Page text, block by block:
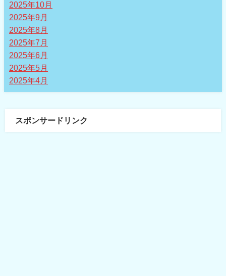
2025年10月
2025年9月
2025年8月
2025年7月
2025年6月
2025年5月
2025年4月
スポンサードリンク